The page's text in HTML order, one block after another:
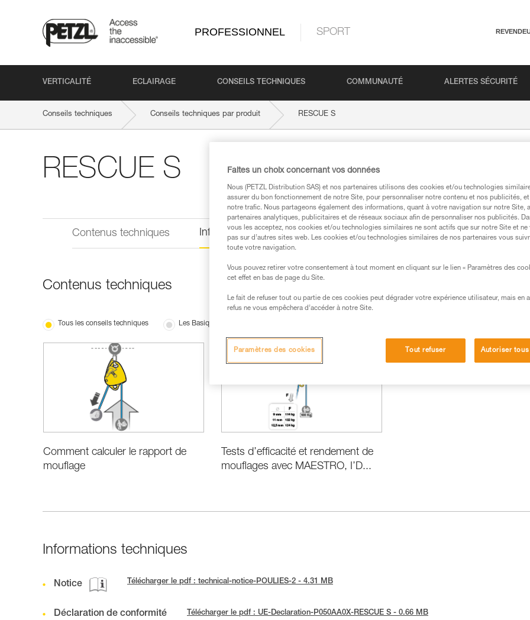
PROFESSIONNEL SPORT
VERTICALITÉ ECLAIRAGE CONSEILS TECHNIQUES COMMUNAUTÉ ALERTES SÉCURITÉ
Conseils techniques Conseils techniques par produit RESCUE S
RESCUE S
Contenus techniques Informations techniques
Contenus techniques
Tous les conseils techniques Les Basiques
Comment calculer le rapport de
mouflage
Tests d’efficacité et rendement de
mouflages avec MAESTRO, I’D...
Informations techniques
Notice Télécharger le pdf : technical-notice-POULIES-2 - 4.31 MB
Déclaration de conformité Télécharger le pdf : UE-Declaration-P050AA0X-RESCUE S - 0.66 MB
Faites un choix concernant vos données
Nous (PETZL Distribution SAS) et nos partenaires utilisons des cookies et/ou technologies
assurer du bon fonctionnement de notre Site, pour personnaliser notre contenu et nos publicités,
notre trafic. Nous partageons également des informations, quant à votre navigation sur notre Site,
partenaires analytiques, publicitaires et de réseaux sociaux afin de personnaliser nos publicités.
vous les acceptez, nos cookies et/ou technologies similaires ne sont actifs que sur notre Site et ne
pas sur d’autres sites web. Les cookies et/ou technologies similaires de nos partenaires vous
toute votre navigation.
Vous pouvez retirer votre consentement à tout moment en cliquant sur le lien « Paramètres des
cet effet en bas de page du Site.
Le fait de refuser tout ou partie de ces cookies peut dégrader votre expérience utilisateur, mais en
refus ne vous empêchera d’accéder à notre Site.
Tout refuser Autoriser
Paramètres des cookies